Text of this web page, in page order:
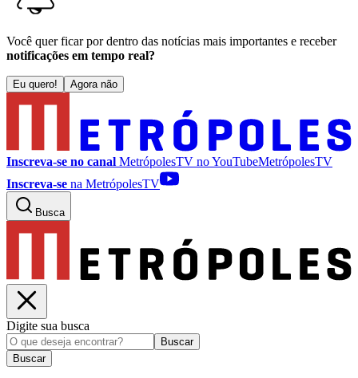
Você quer ficar por dentro das notícias mais importantes e receber
notificações em tempo real?
Eu quero! Agora não
Inscreva-se no canal MetrópolesTV noYouTubeMetrópolesTV
Inscreva-se na MetrópolesTV
Busca
Digite sua busca
Buscar
Buscar